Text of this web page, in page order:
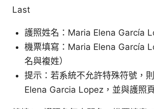
Last
護照姓名：Maria Elena García
機票填寫：Maria Elena García
名與複姓）
提示：若系統不允許特殊符號，
Elena Garcia Lopez，並與護照